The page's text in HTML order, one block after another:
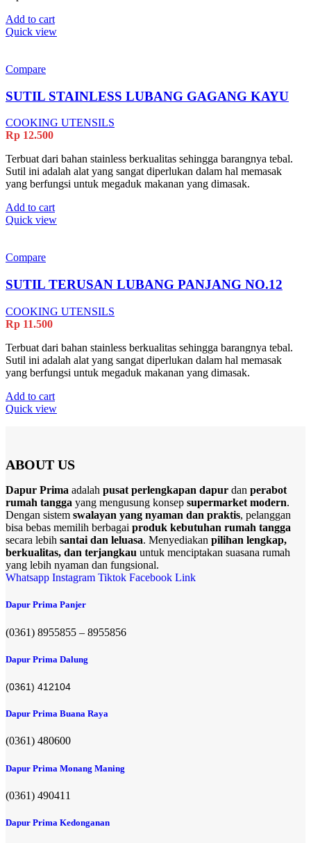
Add to cart
Quick view
Compare
SUTIL STAINLESS LUBANG GAGANG KAYU
COOKING UTENSILS
Rp 12.500
Terbuat dari bahan stainless berkualitas sehingga barangnya tebal.
Sutil ini adalah alat yang sangat diperlukan dalam hal memasak
yang berfungsi untuk megaduk makanan yang dimasak.
Add to cart
Quick view
Compare
SUTIL TERUSAN LUBANG PANJANG NO.12
COOKING UTENSILS
Rp 11.500
Terbuat dari bahan stainless berkualitas sehingga barangnya tebal.
Sutil ini adalah alat yang sangat diperlukan dalam hal memasak
yang berfungsi untuk megaduk makanan yang dimasak.
Add to cart
Quick view
ABOUT US
Dapur Prima adalah pusat perlengkapan dapur dan perabot
rumah tangga yang mengusung konsep supermarket modern.
Dengan sistem swalayan yang nyaman dan praktis, pelanggan
bisa bebas memilih berbagai produk kebutuhan rumah tangga
secara lebih santai dan leluasa. Menyediakan pilihan lengkap,
berkualitas, dan terjangkau untuk menciptakan suasana rumah
yang lebih nyaman dan fungsional.
Whatsapp Instagram Tiktok Facebook Link
Dapur Prima Panjer
(0361) 8955855 – 8955856​
Dapur Prima Dalung
(0361) 412104
Dapur Prima Buana Raya
(0361) 480600
Dapur Prima Monang Maning
(0361) 490411​
Dapur Prima Kedonganan